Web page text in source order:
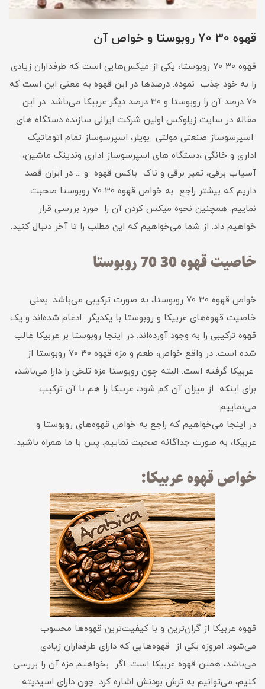
قهوه 30 70 روبوستا و خواص آن
قهوه 30 70 روبوستا، یکی از میکس‌هایی است که طرفداران زیادی
را به خود جذب نموده. درصدها در این قهوه به معنی این است که
70 درصد آن را روبوستا و 30 درصد دیگر عربیکا می‌باشد. در این
مقاله در سایت زیلوکس اولین شرکت ایرانی سازنده دستگاه های
اسپرسوساز صنعتی مولتی بویلر، اسپرسوساز تمام اتوماتیک
اداری و خانگی ،دستگاه های اسپرسوساز اداری وندینگ ماشین،
آسیاب برقی، تمپر برقی و ناک باکس قهوه و ... در ایران قصد
داریم که بیشتر راجع به خواص قهوه 30 70 روبوستا صحبت
نماییم. همچنین نحوه میکس کردن آن را مورد بررسی قرار
خواهیم داد. از شما می‌خواهیم که این مطلب را تا آخر دنبال کنید.
خاصیت قهوه 30 70 روبوستا
خواص قهوه 30 70 روبوستا، به صورت ترکیبی می‌باشد. یعنی
خاصیت قهوه‌های عربیکا و روبوستا با یکدیگر ادغام شده‌اند و یک
قهوه ترکیبی را به وجود آورده‌اند. در اینجا روبوستا بر عربیکا غالب
شده است. در واقع خواص، طعم و مزه قهوه 30 70 روبوستا از
عربیکا گرفته است. البته چون روبوستا مزه تلخی را دارا می‌باشد،
برای اینکه از میزان آن کم شود، عربیکا را هم با آن ترکیب
می‌نماییم.
در اینجا می‌خواهیم که راجع به خواص قهوه‌های روبوستا و
عربیکا، به صورت جداگانه صحبت نماییم. پس با ما همراه باشید.
خواص قهوه عربیکا:
قهوه عربیکا از گران‌ترین و با کیفیت‌ترین قهوه‌ها محسوب
می‌شود. امروزه یکی از قهوه‌هایی که دارای طرفداران زیادی
می‌باشد، همین قهوه عربیکا است. اگر بخواهیم مزه آن را بررسی
کنیم، می‌توانیم به ترش بودنش اشاره کرد. چون دارای اسیدیته